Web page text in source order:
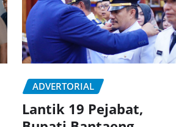
ADVERTORIAL
Lantik 19 Pejabat,